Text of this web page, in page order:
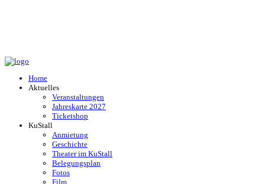
Home
Aktuelles
Veranstaltungen
Jahreskarte 2027
Ticketshop
KuStall
Anmietung
Geschichte
Theater im KuStall
Belegungsplan
Fotos
Film